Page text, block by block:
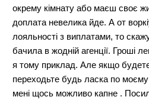
окрему кімнату або маєш своє
доплата невелика йде. А от
лояльності з виплатами, то
бачила в жодній агенції. Гроші
я тому приклад. Але якщо
переходьте будь ласка по
мені щось можливо капне .